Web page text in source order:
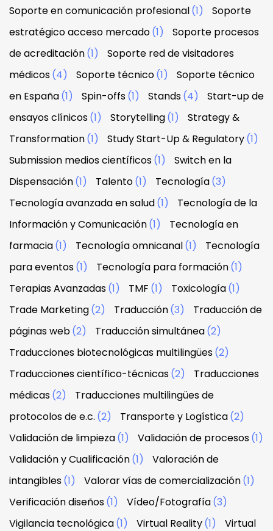
Soporte en comunicación profesional(1)
Soporte
estratégico acceso mercado(1)
Soporte procesos
de acreditación(1)
Soporte red de visitadores
médicos(4) Soporte técnico(1)
Soporte técnico
en España(1) Spin-offs(1) Stands(4)
Start-up de
ensayos clínicos(1) Storytelling(1)
Strategy &
Transformation(1) Study Start-Up & Regulatory(1)
Submission medios científicos(1)
Switch en la
Dispensación(1) Talento(1) Tecnología(3)
Tecnología avanzada en salud(1)
Tecnología de la
Información y Comunicación(1)
Tecnología en
farmacia(1) Tecnología omnicanal(1)
Tecnología
para eventos(1) Tecnología para formación(1)
Terapias Avanzadas(1) TMF (1) Toxicología(1)
Trade Marketing(2) Traducción(3)
Traducción de
páginas web(2) Traducción simultánea(2)
Traducciones biotecnológicas multilingües(2)
Traducciones científico-técnicas(2)
Traducciones
médicas(2)
Traducciones multilingües de
protocolos de e.c. (2) Transporte y Logística(2)
Validación de limpieza(1) Validación de procesos(1)
Validación y Cualificación(1)
Valoración de
intangibles(1) Valorar vías de comercialización(1)
Verificación diseños(1) Vídeo/Fotografía(3)
Vigilancia tecnológica(1) Virtual Reality(1)
Virtual